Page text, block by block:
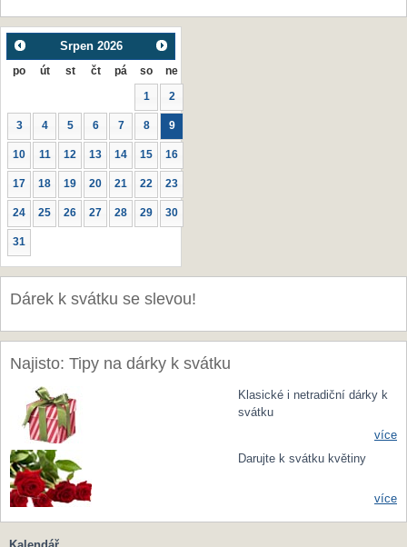
Srpen 2026
po út st čt pá so ne
1 2
3 4 5 6 7 8 9
10 11 12 13 14 15 16
17 18 19 20 21 22 23
24 25 26 27 28 29 30
31
Dárek k svátku se slevou!
Najisto: Tipy na dárky k svátku
Klasické i netradiční dárky k
svátku
více
Darujte k svátku květiny
více